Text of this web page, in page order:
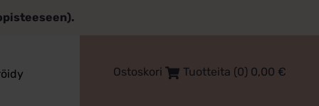
Ostoskori Tuotteita (0) 0,00 €